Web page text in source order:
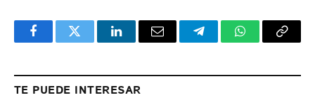
FacebookTwitter LinkedInEmail TelegramWhatsApp
Copy
TE PUEDE INTERESAR